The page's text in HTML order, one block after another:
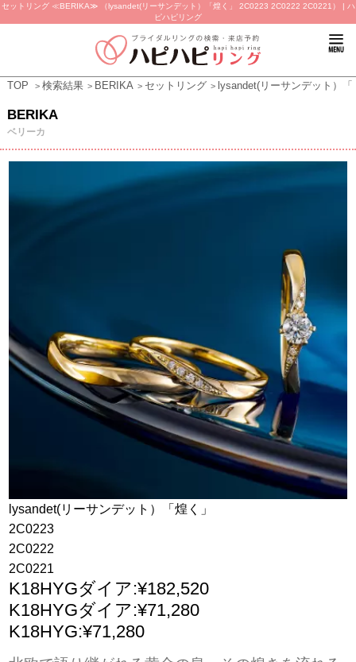
セットリング ≪BERIKA≫ （lysandet(リーサンデット）「煌く」 2C0223 2C0222 2C0221） | ハ
ピハピリング
TOP 検索結果 BERIKA セットリング lysandet(リーサンデット）
BERIKA
ベリーカ
lysandet(リーサンデット）「煌く」
2C0223
2C0222
2C0221
K18HYGダイア:¥182,520
K18HYGダイア:¥71,280
K18HYG:¥71,280